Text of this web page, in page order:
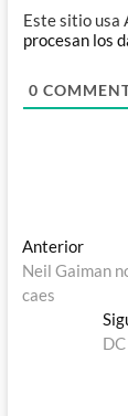
Este sitio usa
procesan los
0
de
Anterior
Neil Gaiman
caes